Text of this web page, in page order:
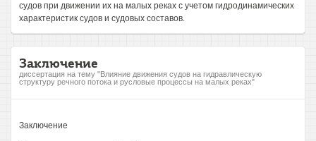
судов при движении их на малых реках с учетом гидродинамических
характеристик судов и судовых составов.
Заключение
диссертация на тему "Влияние движения судов на гидравлическую
структуру речного потока и русловые процессы на малых реках"
Заключение